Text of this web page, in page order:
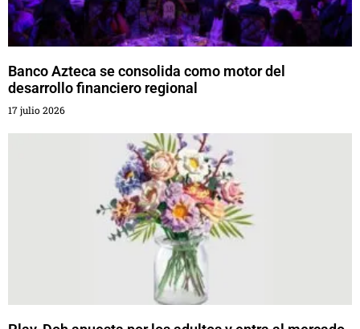
Banco Azteca se consolida como motor del
desarrollo financiero regional
17 julio 2026